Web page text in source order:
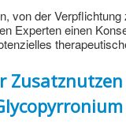
von der Verpflichtung
Experten einen